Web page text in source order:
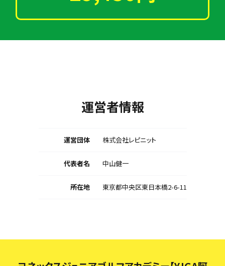
運営者情報
運営団体 株式会社レピニット
代表者名 中山健一
所在地 東京都中央区東日本橋2-6-11